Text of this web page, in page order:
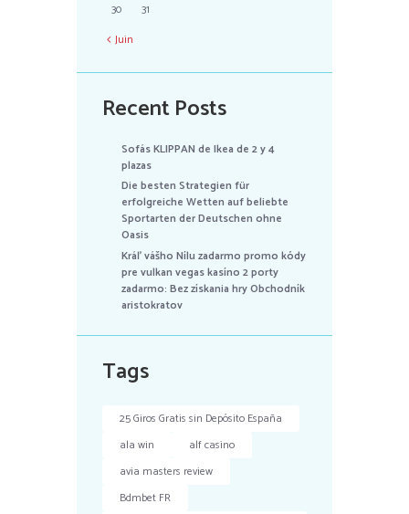
30
31
Juin
Recent Posts
Sofás KLIPPAN de Ikea de 2 y 4
plazas
Die besten Strategien für
erfolgreiche Wetten auf beliebte
Sportarten der Deutschen ohne
Oasis
Kráľ vášho Nílu zadarmo promo kódy
pre vulkan vegas kasíno 2 porty
zadarmo: Bez získania hry Obchodník
aristokratov
Tags
25 Giros Gratis sin Depósito España
ala win
alf casino
avia masters review
Bdmbet FR